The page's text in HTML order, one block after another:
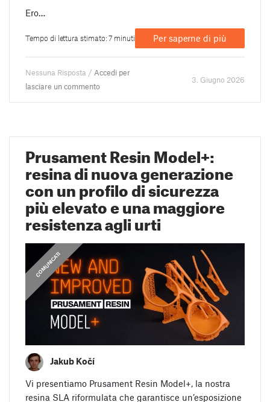
Ero…
Tempo di lettura stimato: 7 minuti Per saperne di più
Nessuna Risposta /Accedi per
lasciare un commento
3. Giugno 2026
Prusament Resin Model+:
resina di nuova generazione
con un profilo di sicurezza
più elevato e una maggiore
resistenza agli urti
COMUNICATI
Jakub Kočí
Vi presentiamo Prusament Resin Model+, la nostra
resina SLA riformulata che garantisce un’esposizione